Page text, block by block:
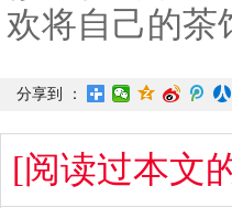
欢将自己的茶
分享到 ：
[阅读过本文